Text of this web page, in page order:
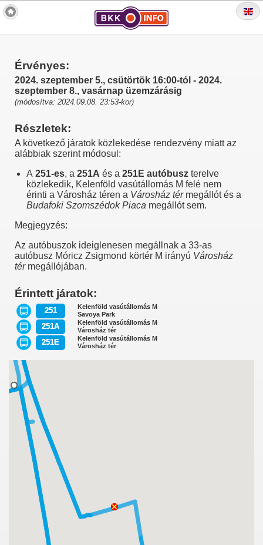
Érvényes:
2024. szeptember 5., csütörtök 16:00-tól - 2024.
szeptember 8., vasárnap üzemzárásig
(módosítva: 2024.09.08. 23:53-kor)
Részletek:
A következő járatok közlekedése rendezvény miatt az
alábbiak szerint módosul:
A 251-es, a 251A és a 251E autóbusz terelve
közlekedik, Kelenföld vasútállomás M felé nem
érinti a Városház téren a Városház térmegállót és a
Budafoki Szomszédok Piaca megállót sem.
Megjegyzés:
Az autóbuszok ideiglenesen megállnak a 33-as
autóbusz Móricz Zsigmond körtér M irányú Városház
térmegállójában.
Érintett járatok:
251
Kelenföld vasútállomás M
Savoya Park
251A
Kelenföld vasútállomás M
Városház tér
251E
Kelenföld vasútállomás M
Városház tér